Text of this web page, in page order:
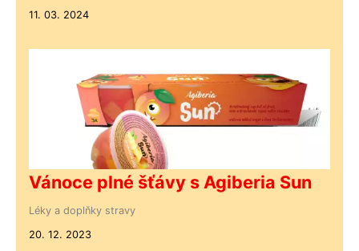
11. 03. 2024
Vánoce plné šťávy s Agiberia Sun
Léky a doplňky stravy
20. 12. 2023